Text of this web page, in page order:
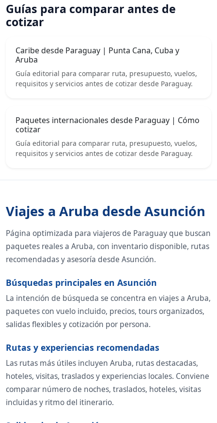
Guías para comparar antes de
cotizar
Caribe desde Paraguay | Punta Cana, Cuba y
Aruba
Guía editorial para comparar ruta, presupuesto, vuelos,
requisitos y servicios antes de cotizar desde Paraguay.
Paquetes internacionales desde Paraguay | Cómo
cotizar
Guía editorial para comparar ruta, presupuesto, vuelos,
requisitos y servicios antes de cotizar desde Paraguay.
Viajes a Aruba desde Asunción
Página optimizada para viajeros de Paraguay que buscan
paquetes reales a Aruba, con inventario disponible, rutas
recomendadas y asesoría desde Asunción.
Búsquedas principales en Asunción
La intención de búsqueda se concentra en viajes a Aruba,
paquetes con vuelo incluido, precios, tours organizados,
salidas flexibles y cotización por persona.
Rutas y experiencias recomendadas
Las rutas más útiles incluyen Aruba, rutas destacadas,
hoteles, visitas, traslados y experiencias locales. Conviene
comparar número de noches, traslados, hoteles, visitas
incluidas y ritmo del itinerario.